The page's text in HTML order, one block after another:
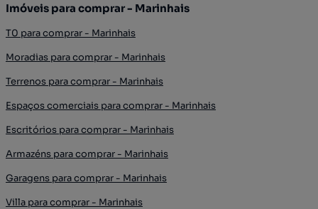
Imóveis para comprar - Marinhais
T0 para comprar - Marinhais
Moradias para comprar - Marinhais
Terrenos para comprar - Marinhais
Espaços comerciais para comprar - Marinhais
Escritórios para comprar - Marinhais
Armazéns para comprar - Marinhais
Garagens para comprar - Marinhais
Villa para comprar - Marinhais